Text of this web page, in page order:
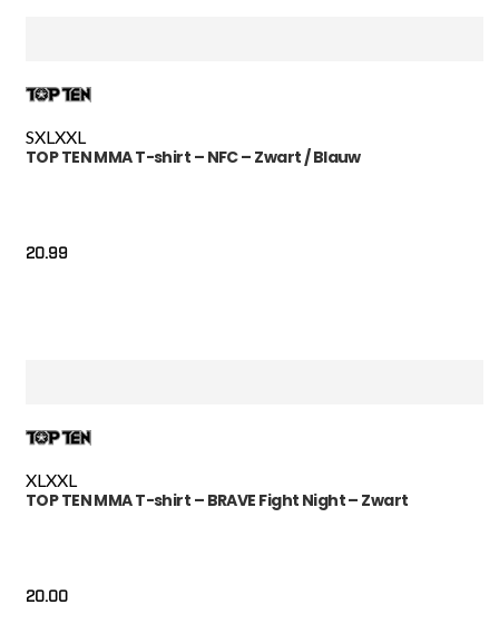
SXL XXL
TOP TEN MMA T-shirt – NFC – Zwart / Blauw
20.99
XLXXL
TOP TEN MMA T-shirt – BRAVE Fight Night – Zwart
20.00